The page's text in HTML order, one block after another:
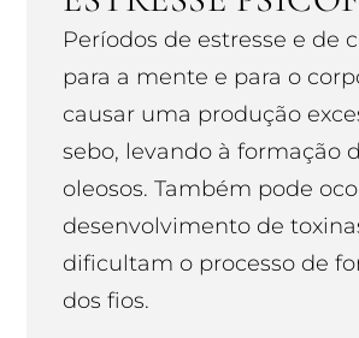
Períodos de estresse e de
para a mente e para o
causar uma produção
sebo, levando à formação
oleosos. Também pode
desenvolvimento de
dificultam o processo de
dos fios.